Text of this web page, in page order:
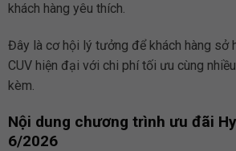
khách hàng yêu thích.
Đây là cơ hội lý tưởng để khách hàng sở
CUV hiện đại với chi phí tối ưu cùng
kèm.
Nội dung chương trình ưu đãi
6/2026